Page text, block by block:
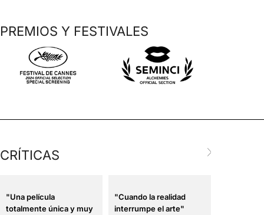
PREMIOS Y FESTIVALES
CRÍTICAS
"Una película
totalmente única y muy
"Cuando la realidad
interrumpe el arte"